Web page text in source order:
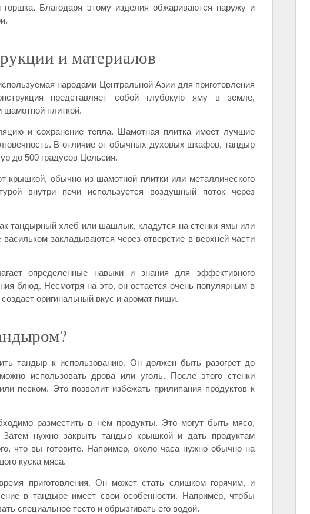
горшка. Благодаря этому изделия обжариваются наружу и
и материалов
народами Центральной Азии для приготовления
представляет собой глубокую яму в земле,
шамотной плиткой.
и сохранение тепла. Шамотная плитка имеет лучшие
В отличие от обычных духовых шкафов, тандыр
до 500 градусов Цельсия.
крышкой, обычно из шамотной плитки или металлического
внутри печи используется воздушный поток через
тандырный хлеб или шашлык, кладутся на стенки ямы или
закладываются через отверстие в верхней части
определенные навыки и знания для эффективного
блюд. Несмотря на это, он остается очень популярным в
оригинальный вкус и аромат пищи.
тандыр к использованию. Он должен быть разогрет до
использовать дрова или уголь. После этого стенки
песком. Это позволит избежать прилипания продуктов к
разместить в нём продукты. Это могут быть мясо,
нужно закрыть тандыр крышкой и дать продуктам
что вы готовите. Например, около часа нужно обычно на
куска мяса.
приготовления. Он может стать слишком горячим, и
в тандыре имеет свои особенности. Например, чтобы
специальное тесто и обрызгивать его водой.